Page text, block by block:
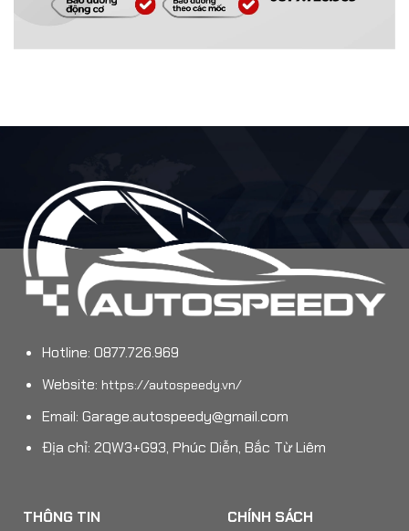
Hotline: 0877.726.969
Website: https://autospeedy.vn/
Email: Garage.autospeedy@gmail.com
Địa chỉ: 2QW3+G93, Phúc Diễn, Bắc Từ Liêm
THÔNG TIN CHÍNH SÁCH